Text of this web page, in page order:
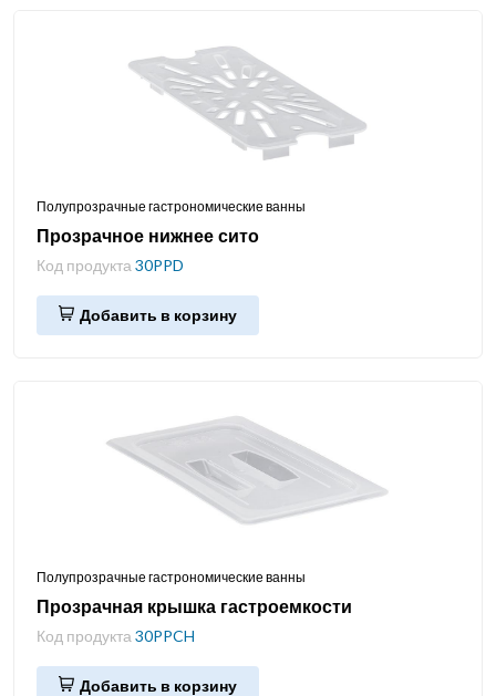
Полупрозрачные гастрономические ванны
Прозрачное нижнее сито
Код продукта 30PPD
Добавить в корзину
Полупрозрачные гастрономические ванны
Прозрачная крышка гастроемкости
Код продукта 30PPCH
Добавить в корзину